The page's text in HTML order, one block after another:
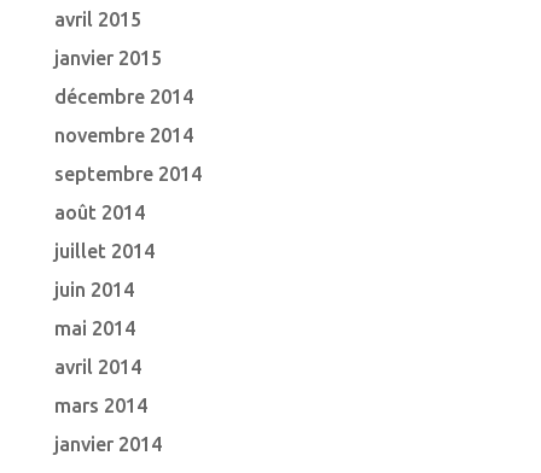
avril 2015
janvier 2015
décembre 2014
novembre 2014
septembre 2014
août 2014
juillet 2014
juin 2014
mai 2014
avril 2014
mars 2014
janvier 2014